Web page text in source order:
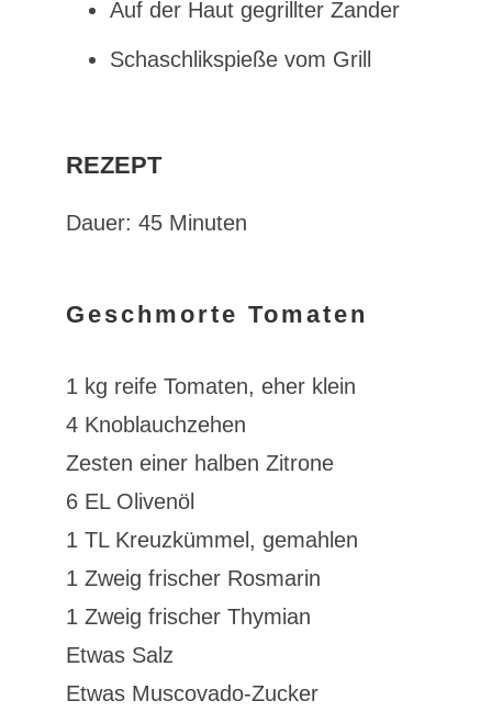
Auf der Haut gegrillter Zander
Schaschlikspieße vom Grill
REZEPT
Dauer: 45 Minuten
Geschmorte Tomaten
1 kg reife Tomaten, eher klein
4 Knoblauchzehen
Zesten einer halben Zitrone
6 EL Olivenöl
1 TL Kreuzkümmel, gemahlen
1 Zweig frischer Rosmarin
1 Zweig frischer Thymian
Etwas Salz
Etwas Muscovado-Zucker